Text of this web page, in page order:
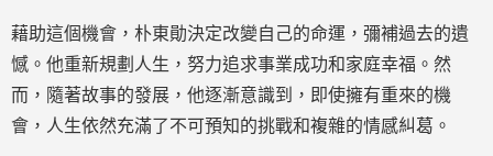
藉助這個機會，朴東勛決定改變自己的命運，彌補過去的遺
憾。他重新規劃人生，努力追求事業成功和家庭幸福。然
而，隨著故事的發展，他逐漸意識到，即使擁有重來的機
會，人生依然充滿了不可預知的挑戰和複雜的情感糾葛。